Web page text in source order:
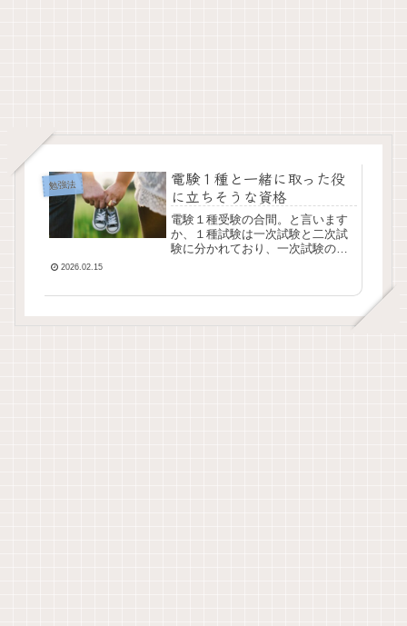
勉強法
電験１種と一緒に取った役
に立ちそうな資格
電験１種受験の合間。と言います
か、１種試験は一次試験と二次試
験に分かれており、一次試験の合
2026.02.15